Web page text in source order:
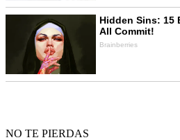
NO TE PIERDAS